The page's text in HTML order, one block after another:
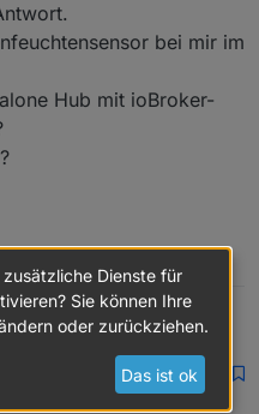
bei mir im
Hub mit ioBroker-
Zigbee
4. Apr. 2021, 11:23
von klassisch4. Apr. 2021,
Zigbee
Dienste für
Sie können Ihre
oder zurückziehen.
Das ist ok